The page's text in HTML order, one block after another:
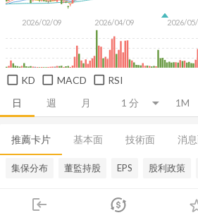
login
市場
日 週 月 1M
2026/02/09 2026/04/09 2026/
KD MACD RSI
推薦卡片 基本面 技術面 消
集保分布 董監持股 EPS 股利政策